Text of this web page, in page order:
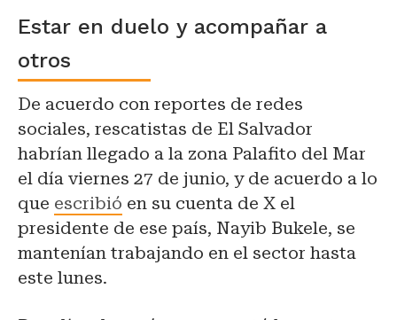
Estar en duelo y acompañar a
otros
De acuerdo con reportes de redes
sociales, rescatistas de El Salvador
habrían llegado a la zona Palafito del Mar
el día viernes 27 de junio, y de acuerdo a lo
que escribió en su cuenta de X el
presidente de ese país, Nayib Bukele, se
mantenían trabajando en el sector hasta
este lunes.